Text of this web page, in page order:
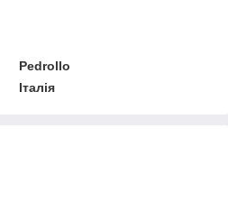
Pedrollo
Італія